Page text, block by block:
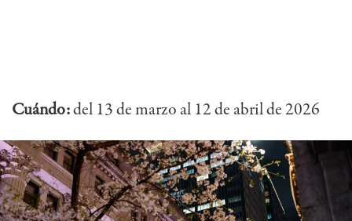
Cuándo:del 13 de marzo al 12 de abril de 2026